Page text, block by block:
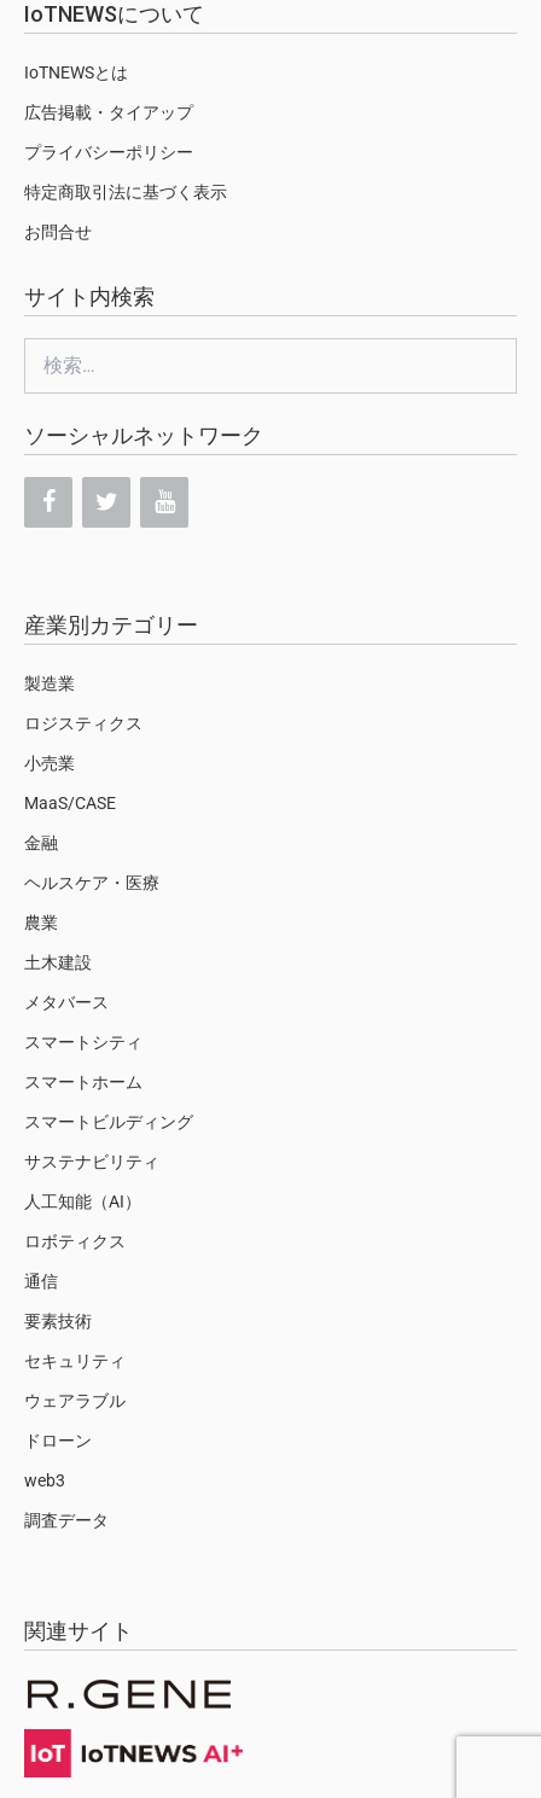
IoTNEWSについて
IoTNEWSとは
広告掲載・タイアップ
プライバシーポリシー
特定商取引法に基づく表示
お問合せ
サイト内検索
索:
ソーシャルネットワーク
産業別カテゴリー
製造業
ロジスティクス
小売業
MaaS/CASE
金融
ヘルスケア・医療
農業
土木建設
メタバース
スマートシティ
スマートホーム
スマートビルディング
サステナビリティ
人工知能（AI）
ロボティクス
通信
要素技術
セキュリティ
ウェアラブル
ドローン
web3
調査データ
関連サイト